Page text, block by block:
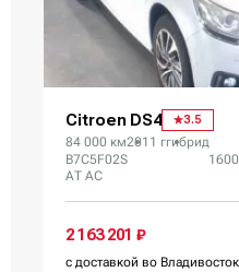
Citroen DS4 3.5
84 000 км2011 ггибрид
B7C5F02S
AT AC
2 163 201 ₽
с доставкой во Владивосток